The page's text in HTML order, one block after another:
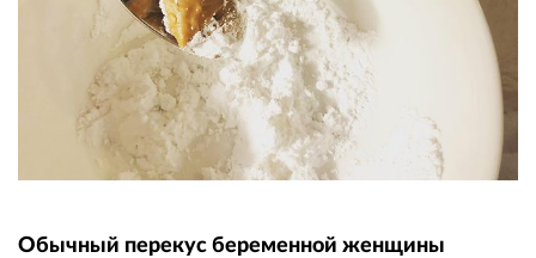
Обычный перекус беременной женщины